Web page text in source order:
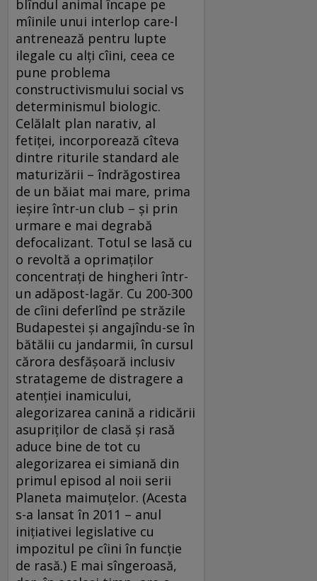
blîndul animal încape pe
mîinile unui interlop care-l
antrenează pentru lupte
ilegale cu alţi cîini, ceea ce
pune problema
constructivismului social vs
determinismul biologic.
Celălalt plan narativ, al
fetiţei, incorporează cîteva
dintre riturile standard ale
maturizării – îndrăgostirea
de un băiat mai mare, prima
ieşire într-un club – şi prin
urmare e mai degrabă
defocalizant. Totul se lasă cu
o revoltă a oprimaţilor
concentraţi de hingheri într-
un adăpost-lagăr. Cu 200-300
de cîini deferlînd pe străzile
Budapestei şi angajîndu-se în
bătălii cu jandarmii, în cursul
cărora desfăşoară inclusiv
stratageme de distragere a
atenţiei inamicului,
alegorizarea canină a ridicării
asupriţilor de clasă şi rasă
aduce bine de tot cu
alegorizarea ei simiană din
primul episod al noii serii
Planeta maimuţelor. (Acesta
s-a lansat în 2011 – anul
iniţiativei legislative cu
impozitul pe cîini în funcţie
de rasă.) E mai sîngeroasă,